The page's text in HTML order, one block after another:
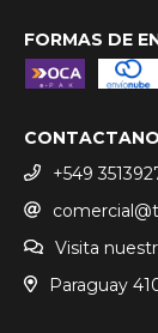
FORMAS DE
+549
Visita
Paraguay